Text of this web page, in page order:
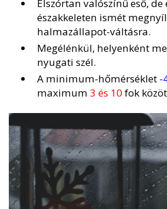
Elszórtan valószínű eső, de
északkeleten ismét
halmazállapot-váltásra.
Megélénkül, helyenként
nyugati szél.
A minimum-hőmérséklet -
maximum 3 és 10fok